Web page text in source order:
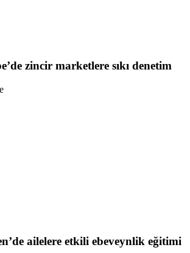
zincir marketlere sıkı denetim
ailelere etkili ebeveynlik eğitimi